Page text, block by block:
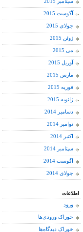
سپتامبر 2015
آگوست 2015
جولای 2015
ژوئن 2015
می 2015
آوریل 2015
مارس 2015
فوریه 2015
ژانویه 2015
دسامبر 2014
نوامبر 2014
اکتبر 2014
سپتامبر 2014
آگوست 2014
جولای 2014
اطلاعات
ورود
خوراک ورودی‌ها
خوراک دیدگاه‌ها